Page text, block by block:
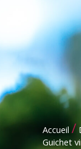
Accueil /
Guichet